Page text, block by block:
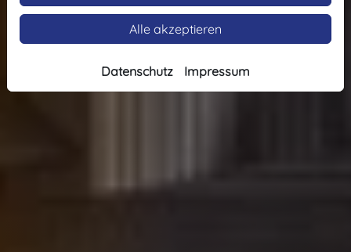
Alle akzeptieren
Datenschutz Impressum